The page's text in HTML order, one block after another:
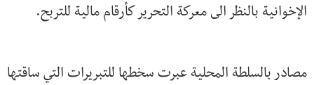
الإخوانية بالنظر الى معركة التحرير كأرقام مالية للتربح.
مصادر بالسلطة المحلية عبرت سخطها للتبريرات التي ساقتها